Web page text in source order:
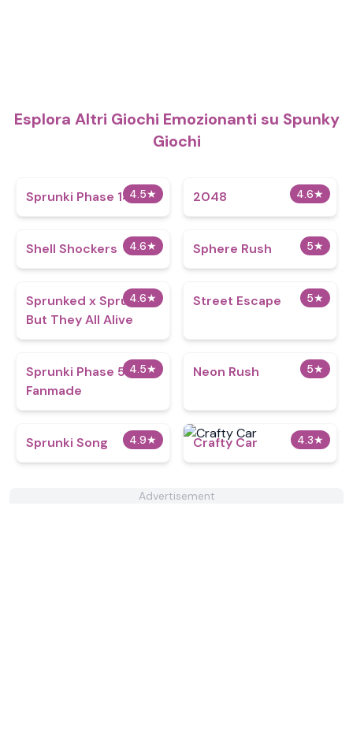
Esplora Altri Giochi Emozionanti su Spunky
Giochi
4.5★
Sprunki Phase 14 4.6★
2048
4.6★
Shell Shockers 5★
Sphere Rush
4.6★
Sprunked x Sprunki
But They All Alive
5★
Street Escape
4.5★
Sprunki Phase 5
Fanmade
5★
Neon Rush
4.9★
Sprunki Song 4.3★
Crafty Car
Advertisement